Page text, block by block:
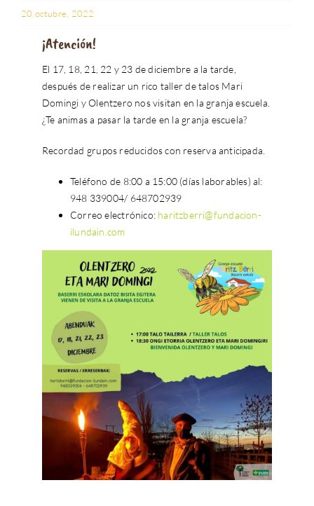
20 octubre, 2022
¡Atención!
El 17, 18, 21, 22 y 23 de diciembre a la tarde,
después de realizar un rico taller de talos Mari
Domingi y Olentzero nos visitan en la granja escuela.
¿Te animas a pasar la tarde en la granja escuela?
Recordad grupos reducidos con reserva anticipada.
Teléfono de 8:00 a 15:00 (días laborables) al:
948 339004/ 648702939
Correo electrónico: haritzberri@fundacion-
ilundain.com